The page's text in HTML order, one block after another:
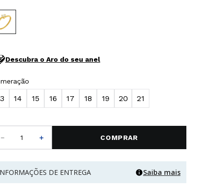
Descubra o Aro do seu anel
14 15 16 17 18 19 20 21
＋ COMPRAR
DE ENTREGA Saiba mais